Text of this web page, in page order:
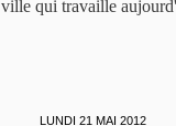
ville qui travaille
LUNDI 21 MAI 2012